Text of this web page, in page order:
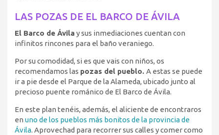
LAS POZAS DE EL BARCO DE ÁVILA
El Barco de Ávila y sus inmediaciones cuentan con
infinitos rincones para el baño veraniego.
Por su comodidad, si es que vais con niños, os
recomendamos las pozas del pueblo. A estas se puede
ir a pie desde el Parque de la Alameda, ubicado junto al
precioso puente románico de El Barco de Ávila.
En este plan tenéis, además, el aliciente de encontraros
en uno de los pueblos más bonitos de la provincia de
Ávila. Aprovechad para recorrer sus calles y comer como